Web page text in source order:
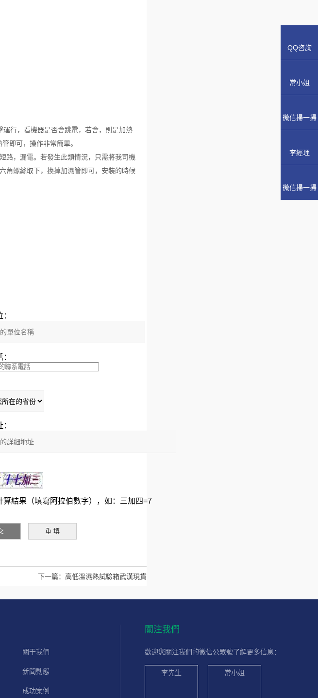
行，看機器是否會跳電，若會，則是加熱
即可，操作非常簡單。
路，漏電。若發生此類情況，只需將我司機
角螺絲取下，換掉加濕管即可，安裝的時候
算結果（填寫阿拉伯數字），如：三加四=7
下一篇： 高低溫濕熱試驗箱武漢現貨
關于我們
新聞動態
成功案例
關注我們
歡迎您關注我們的微信公眾號了解更多信息：
李先生 常小姐
QQ咨詢
常小姐
微信掃一掃
李經理
微信掃一掃